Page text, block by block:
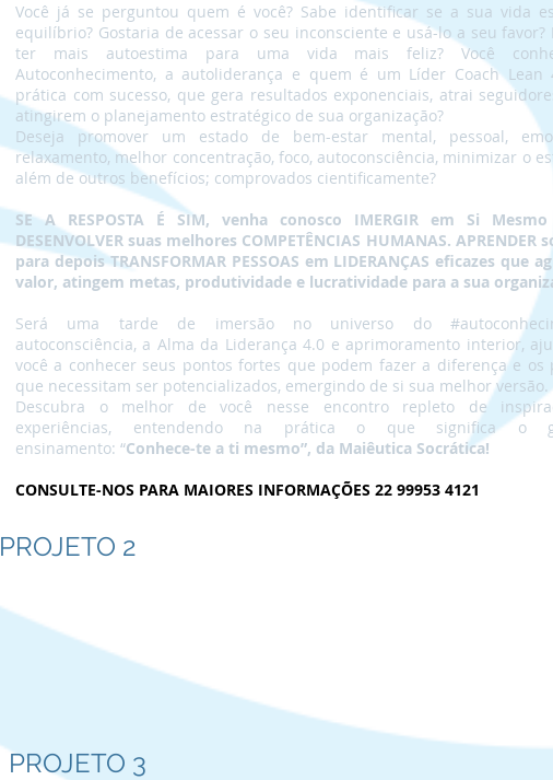
Você já se perguntou quem é você? Sabe identificar se a sua vida
equilíbrio? Gostaria de acessar o seu inconsciente e usá-lo a seu favor?
ter mais autoestima para uma vida mais feliz? Você
Autoconhecimento, a autoliderança e quem é um Líder Coach Lean
prática com sucesso, que gera resultados exponenciais, atrai
atingirem o planejamento estratégico de sua organização?
Deseja promover um estado de bem-estar mental, pessoal,
relaxamento, melhor concentração, foco, autoconsciência, minimizar o
além de outros benefícios; comprovados cientificamente?
SE A RESPOSTA É SIM, venha conosco IMERGIR em Si
DESENVOLVER suas melhores COMPETÊNCIAS HUMANAS. APRENDER
para depois TRANSFORMAR PESSOAS em LIDERANÇAS eficazes que
valor, atingem metas, produtividade e lucratividade para a sua
Será uma tarde de imersão no universo do
autoconsciência, a Alma da Liderança 4.0 e aprimoramento interior,
você a conhecer seus pontos fortes que podem fazer a diferença e os
que necessitam ser potencializados, emergindo de si sua melhor versão.
Descubra o melhor de você nesse encontro repleto de
experiências, entendendo na prática o que significa o
ensinamento: “Conhece-te a ti mesmo”, da Maiêutica Socrática!
CONSULTE-NOS PARA MAIORES INFORMAÇÕES 22 99953 4121
PROJETO 2
PROJETO 3